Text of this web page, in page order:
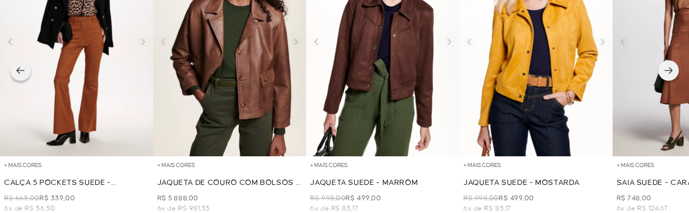
+ MAIS CORES
CALÇA 5 POCKETS SUEDE -
CARAMELO
R$ 665,00R$ 339,00
6x de R$ 56,50
+ MAIS CORES
JAQUETA DE COURO COM BOLSOS -
CARAMELO
R$ 5.888,00
6x de R$ 981,33
+ MAIS CORES
JAQUETA SUEDE - MARROM
R$ 998,00R$ 499,00
6x de R$ 83,17
+ MAIS CORES
JAQUETA SUEDE - MOSTARDA
R$ 998,00R$ 499,00
6x de R$ 83,17
+ MAIS CORES
SAIA SUEDE -
R$ 748,00
6x de R$ 124,67